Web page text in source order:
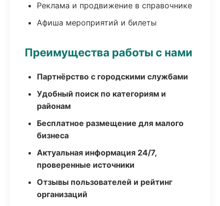
Реклама и продвижение в справочнике
Афиша мероприятий и билеты
Преимущества работы с нами
Партнёрство с городскими службами
Удобный поиск по категориям и
районам
Бесплатное размещение для малого
бизнеса
Актуальная информация 24/7,
проверенные источники
Отзывы пользователей и рейтинг
организаций